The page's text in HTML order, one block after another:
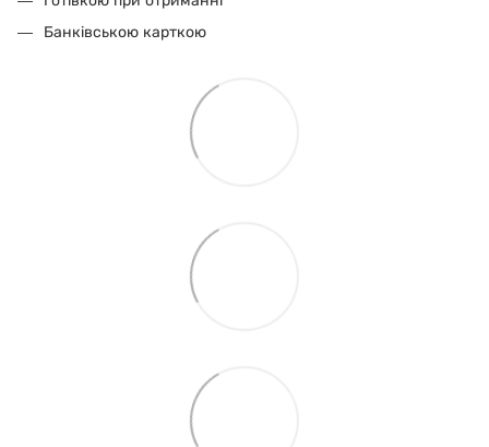
Банківською карткою